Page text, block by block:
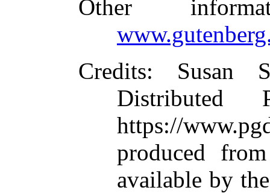
Other
Credits: Susan
Distributed
https://
produced
available by